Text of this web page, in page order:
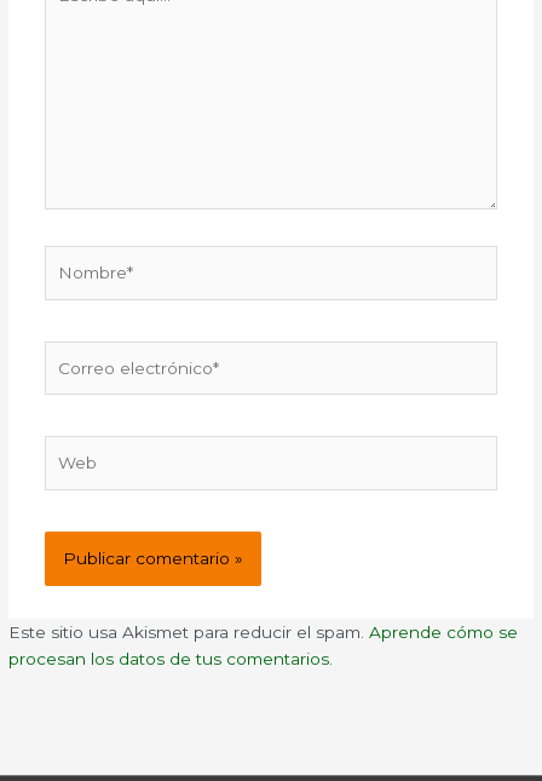
aquí...
electrónico*
Este sitio usa Akismet para reducir el spam.Aprende cómo se
procesan los datos de tus comentarios.